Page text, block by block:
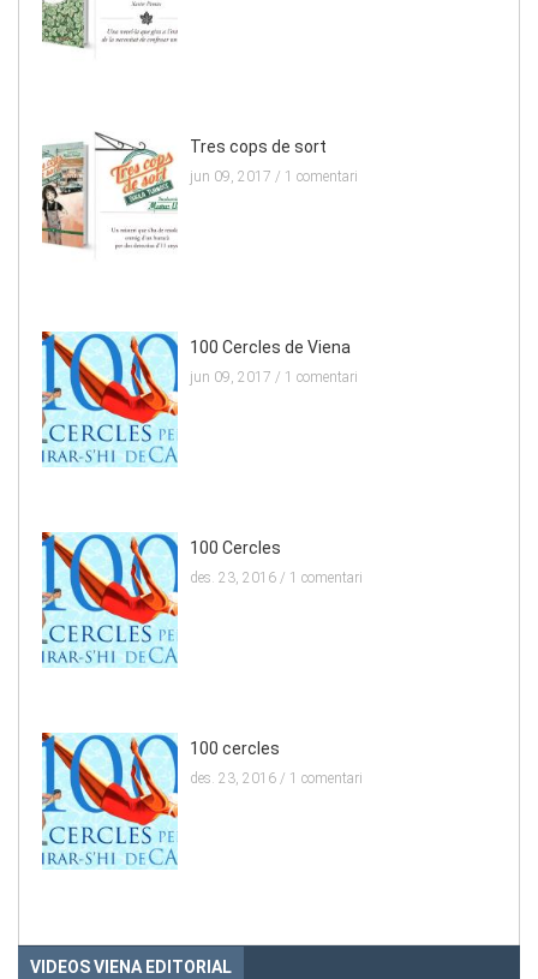
Tres cops de sort
jun 09, 2017 / 1 comentari
100 Cercles de Viena
jun 09, 2017 / 1 comentari
100 Cercles
des. 23, 2016 / 1 comentari
100 cercles
des. 23, 2016 / 1 comentari
VIDEOS VIENA EDITORIAL